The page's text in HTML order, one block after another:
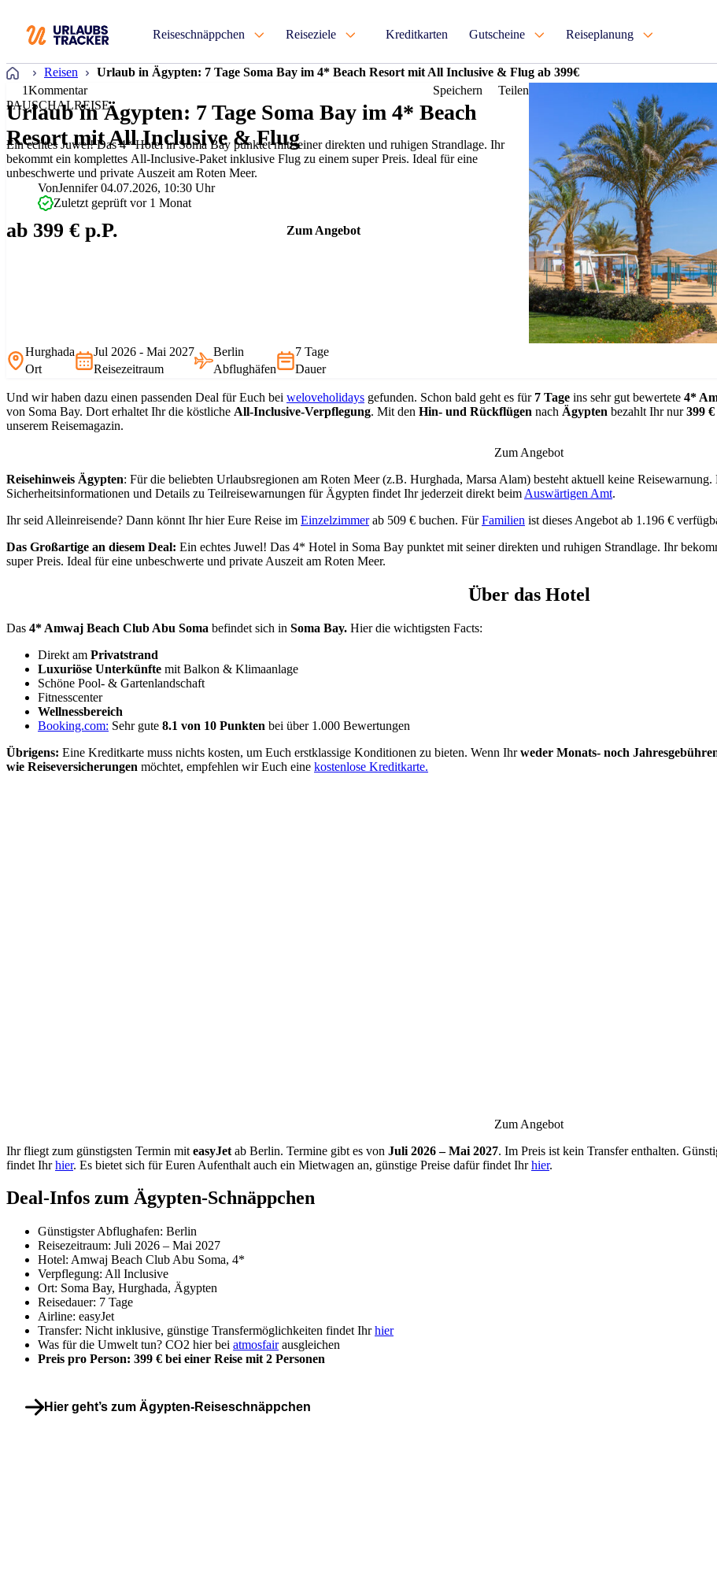
Reiseschnäppchen Reiseziele Kreditkarten Gutscheine Reiseplanung
Startseite
Reisen
Urlaub in Ägypten: 7 Tage Soma Bay im 4* Beach Resort mit All Inclusive & Flug ab 399€
1Kommentar Speichern
Teilen
PAUSCHALREISE
Urlaub in Ägypten: 7 Tage Soma Bay im 4* Beach
Resort mit All Inclusive & Flug
Ein echtes Juwel! Das 4* Hotel in Soma Bay punktet mit seiner direkten und ruhigen Strandlage. Ihr
bekommt ein komplettes All-Inclusive-Paket inklusive Flug zu einem super Preis. Ideal für eine
unbeschwerte und private Auszeit am Roten Meer.
VonJennifer 04.07.2026, 10:30 Uhr
Zuletzt geprüft vor 1 Monat
ab 399 € p.P. Zum Angebot
Hurghada
Ort
Jul 2026 - Mai 2027
Reisezeitraum
Berlin
Abflughäfen
7 Tage
Dauer
Und wir haben dazu einen passenden Deal für Euch bei weloveholidays gefunden. Schon bald geht es für 7 Tage ins sehr gut bewertete 4*
von Soma Bay. Dort erhaltet Ihr die köstliche All-Inclusive-Verpflegung. Mit den Hin- und Rückflügen nach Ägypten bezahlt Ihr nur399 €
unserem Reisemagazin.
Zum Angebot
Reisehinweis Ägypten: Für die beliebten Urlaubsregionen am Roten Meer (z.B. Hurghada, Marsa Alam) besteht aktuell keine
Sicherheitsinformationen und Details zu Teilreisewarnungen für Ägypten findet Ihr jederzeit direkt beim Auswärtigen Amt.
Ihr seid Alleinreisende? Dann könnt Ihr hier Eure Reise im Einzelzimmerab 509 € buchen. FürFamilien ist dieses Angebot ab 1.196 €
Das Großartige an diesem Deal: Ein echtes Juwel! Das 4* Hotel in Soma Bay punktet mit seiner direkten und ruhigen Strandlage. Ihr
super Preis. Ideal für eine unbeschwerte und private Auszeit am Roten Meer.
Über das Hotel
Das 4* Amwaj Beach Club Abu Soma befindet sich in Soma Bay. Hier die wichtigsten Facts:
Direkt am Privatstrand
Luxuriöse Unterkünfte mit Balkon & Klimaanlage
Schöne Pool- & Gartenlandschaft
Fitnesscenter
Wellnessbereich
Booking.com: Sehr gute 8.1 von 10 Punkten bei über 1.000 Bewertungen
Übrigens: Eine Kreditkarte muss nichts kosten, um Euch erstklassige Konditionen zu bieten. Wenn Ihrweder Monats- noch
wie Reiseversicherungen möchtet, empfehlen wir Euch eine kostenlose Kreditkarte.
Zum Angebot
Ihr fliegt zum günstigsten Termin mit easyJet ab Berlin. Termine gibt es von Juli 2026 – Mai 2027. Im Preis ist kein Transfer enthalten.
findet Ihrhier. Es bietet sich für Euren Aufenthalt auch ein Mietwagen an, günstige Preise dafür findet Ihrhier.
Deal-Infos zum Ägypten-Schnäppchen
Günstigster Abflughafen: Berlin
Reisezeitraum: Juli 2026 – Mai 2027
Hotel: Amwaj Beach Club Abu Soma, 4*
Verpflegung: All Inclusive
Ort: Soma Bay, Hurghada, Ägypten
Reisedauer: 7 Tage
Airline: easyJet
Transfer: Nicht inklusive, günstige Transfermöglichkeiten findet Ihrhier
Was für die Umwelt tun? CO2 hier bei atmosfairausgleichen
Preis pro Person: 399 € bei einer Reise mit 2 Personen
Hier geht’s zum Ägypten-Reiseschnäppchen